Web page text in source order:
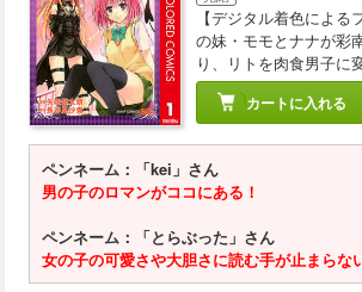
【デジタル着色によ
の妹・モモとナナが彩
り、リトを肉食男子
カートに入れる
ペンネーム：「kei」さん
男の子のロマンがココにある！
ペンネーム：「とらぶった」さん
女の子の可愛さや大胆さに読む手が止まらな